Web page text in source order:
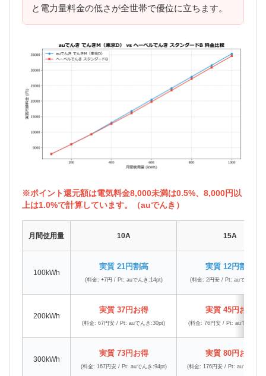
と電力量料金の低さが全世帯で優位に立ちます。
※ポイント還元額は電気料金8,000未満は0.5%、8,000円以
上は1.0%で計算しています。（auでんき）
月間使用量 10A 15A
100kWh
実質 21円割高
(料金: +7円 / Pt: auでんき:14pt)
実質 12円割高
(料金: 2円安 / Pt: auでんき
200kWh
実質 37円お得
(料金: 67円安 / Pt: auでんき:30pt)
実質 45円お得
(料金: 76円安 / Pt: auでんき
300kWh
実質 73円お得
(料金: 167円安 / Pt: auでんき:94pt)
実質 80円お得
(料金: 176円安 / Pt: auでんき